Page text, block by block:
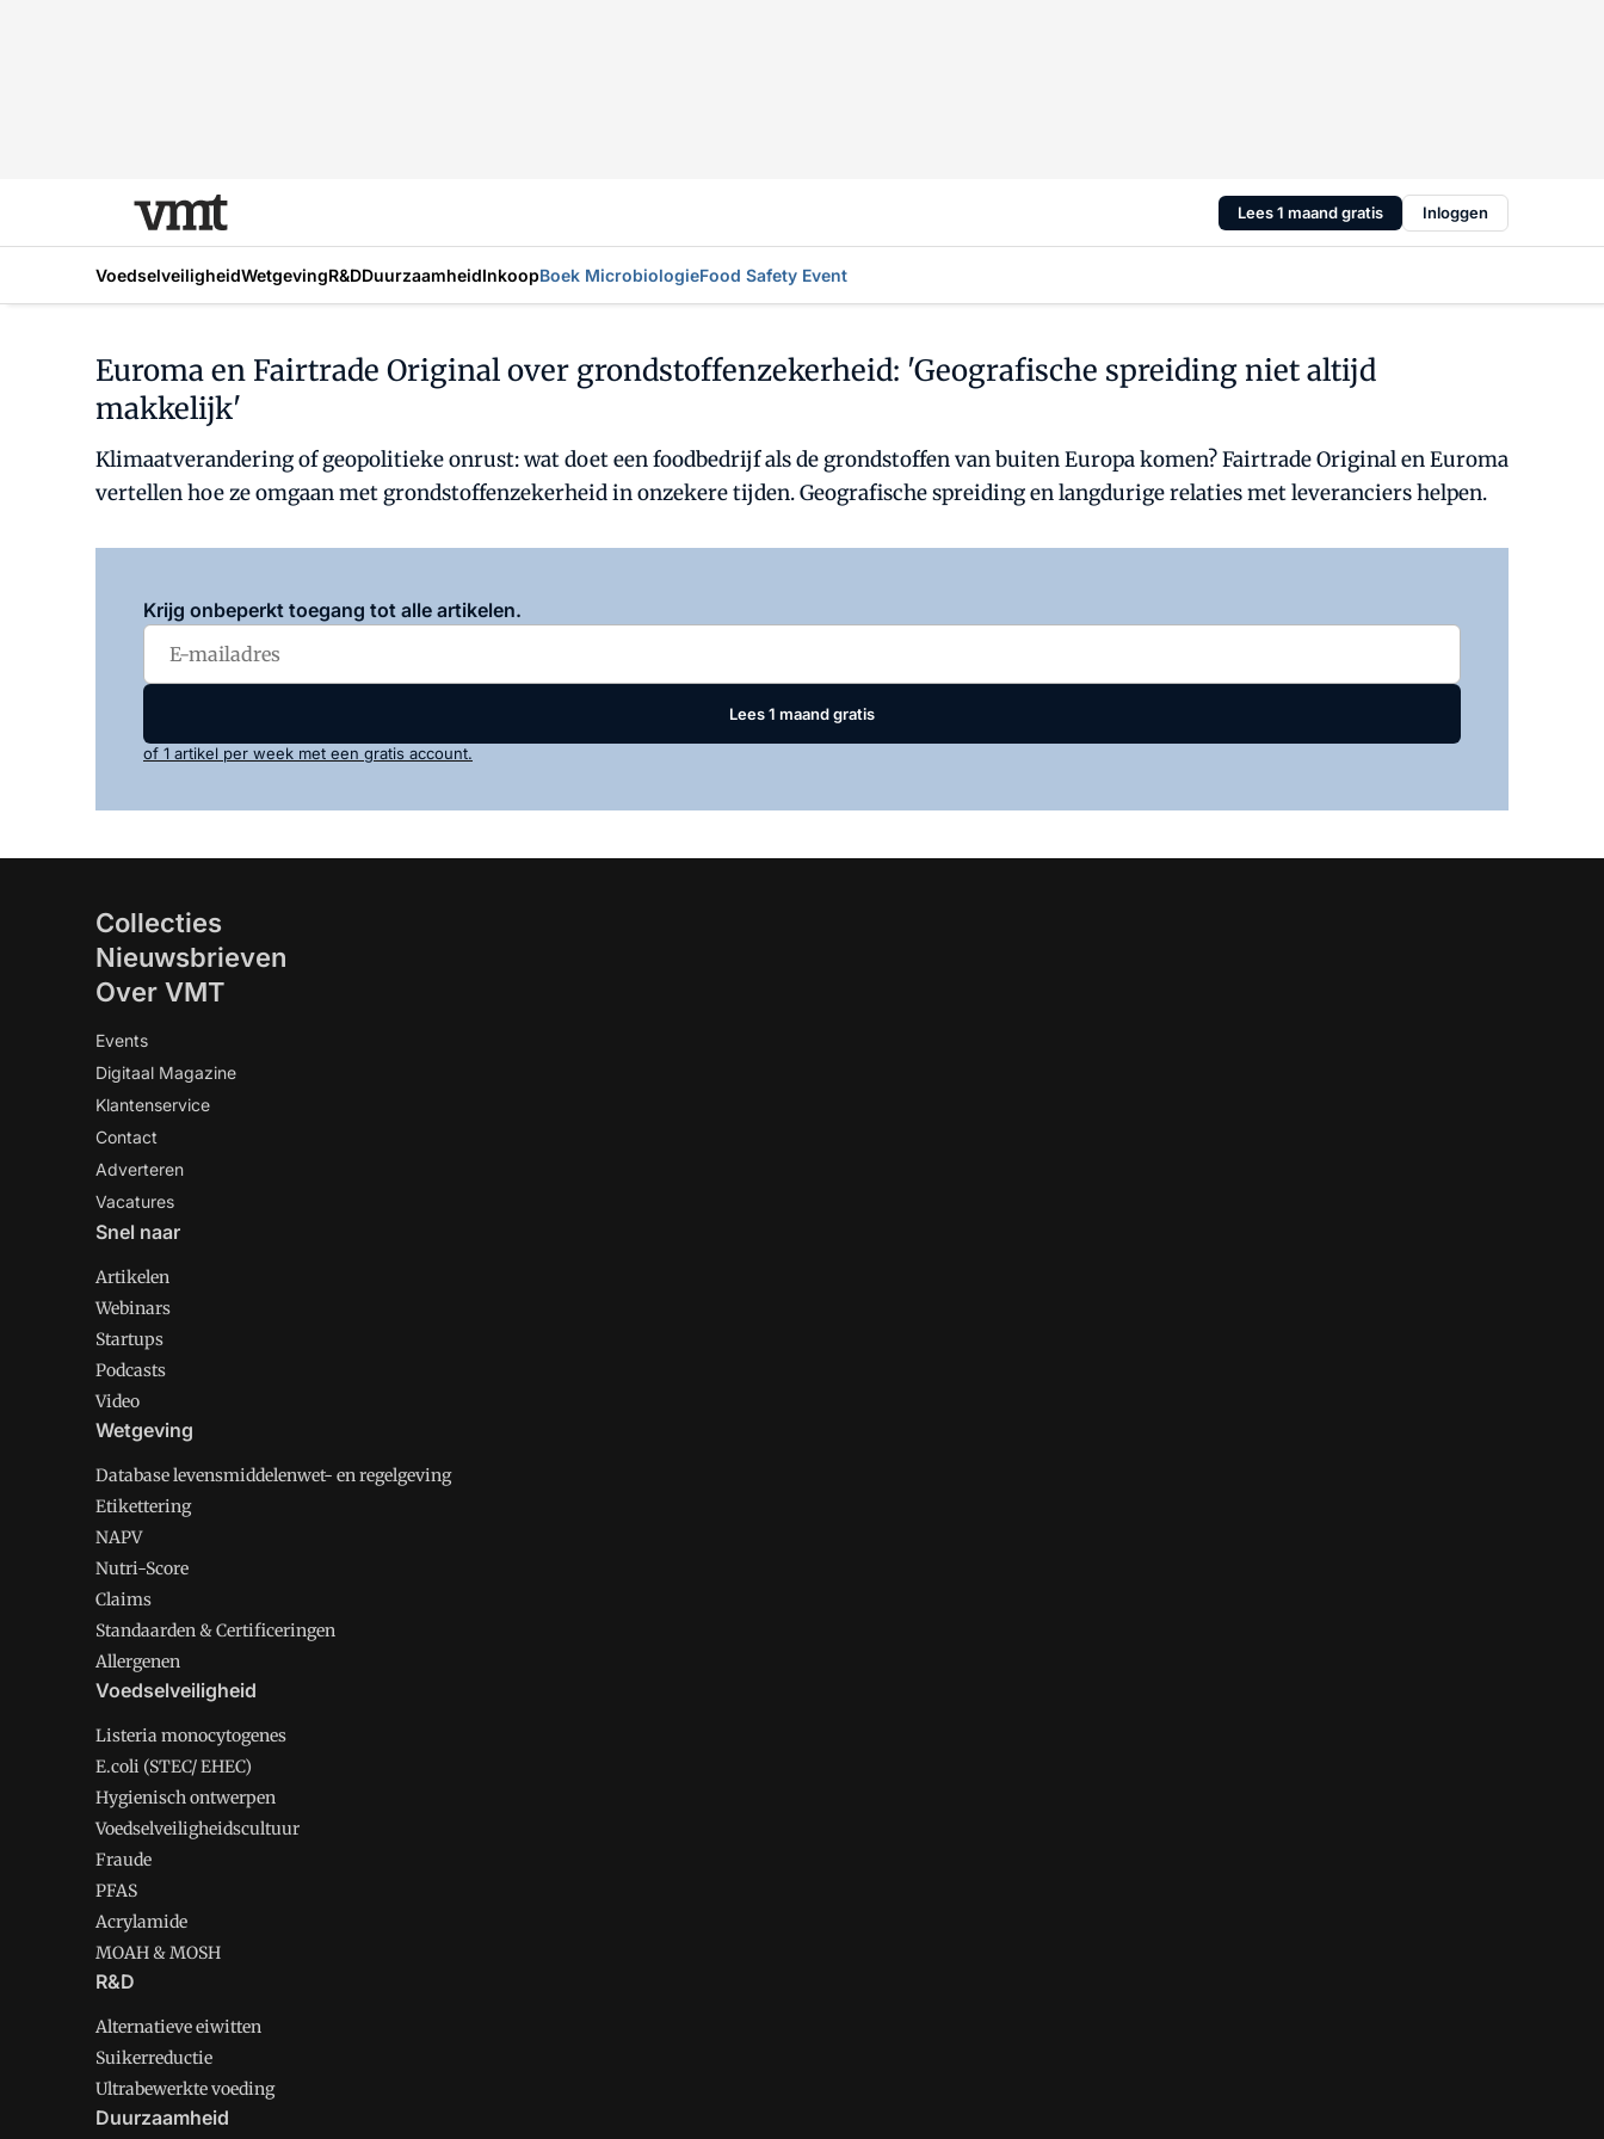
Lees 1 maand gratis Inloggen
VoedselveiligheidWetgevingR&DDuurzaamheidInkoopBoek MicrobiologieFood Safety Event
Euroma en Fairtrade Original over grondstoffenzekerheid: 'Geografische spreiding niet altijd
makkelijk'
Klimaatverandering of geopolitieke onrust: wat doet een foodbedrijf als de grondstoffen van buiten Europa komen? Fairtrade Original en Euroma
vertellen hoe ze omgaan met grondstoffenzekerheid in onzekere tijden. Geografische spreiding en langdurige relaties met leveranciers helpen.
Krijg onbeperkt toegang tot alle artikelen.
Lees 1 maand gratis
of 1 artikel per week met een gratis account.
Collecties
Nieuwsbrieven
Over VMT
Events
Digitaal Magazine
Klantenservice
Contact
Adverteren
Vacatures
Snel naar
Artikelen
Webinars
Startups
Podcasts
Video
Wetgeving
Database levensmiddelenwet- en regelgeving
Etikettering
NAPV
Nutri-Score
Claims
Standaarden & Certificeringen
Allergenen
Voedselveiligheid
Listeria monocytogenes
E.coli (STEC/ EHEC)
Hygienisch ontwerpen
Voedselveiligheidscultuur
Fraude
PFAS
Acrylamide
MOAH & MOSH
R&D
Alternatieve eiwitten
Suikerreductie
Ultrabewerkte voeding
Duurzaamheid